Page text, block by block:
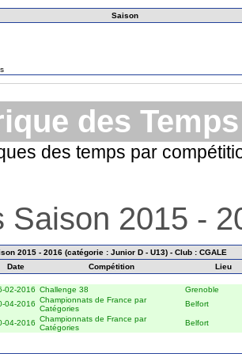
Saison
des Temps
des temps par
Saison 2015 -
2015 - 2016 (catégorie : Junior D - U13) - Club : CGALE
Date Compétition
Lieu
02-2016 Challenge 38
Grenoble
04-2016 Championnats de France par
Catégories
Belfort
04-2016 Championnats de France par
Catégories
Belfort